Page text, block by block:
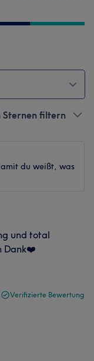
Sternen filtern
du weißt, was
und total
Dank❤️
Verifizierte Bewertung